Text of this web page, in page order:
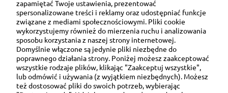
Ul. Brukowa 6/8 lok. 57/58
91-341 Łódź
NIP: 6751510615
zapamiętać Twoje ustawienia, prezentować
spersonalizowane treści i reklamy oraz udostępniać funkcje
związane z mediami społecznościowymi. Pliki cookie
wykorzystujemy również do mierzenia ruchu i analizowania
sposobu korzystania z naszej strony internetowej.
Domyślnie włączone są jedynie pliki niezbędne do
poprawnego działania strony. Poniżej możesz zaakceptować
wszystkie rodzaje plików, klikając "Zaakceptuj wszystkie",
lub odmówić i używania (z wyjątkiem niezbędnych). Możesz
też dostosować pliki do swoich potrzeb, wybierając